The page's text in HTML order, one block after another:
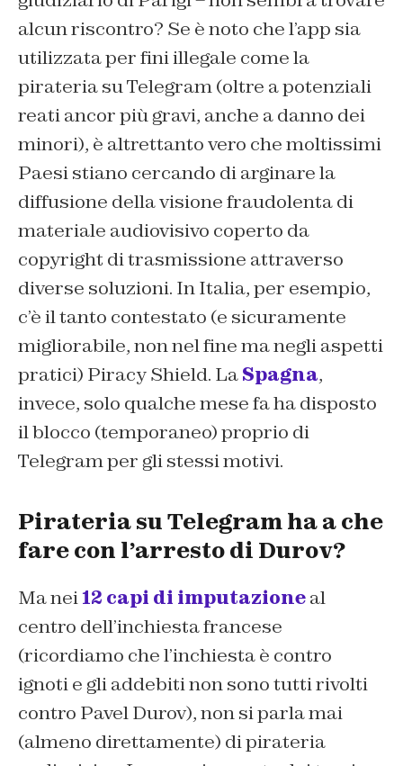
alcun riscontro? Se è noto che l’app sia
utilizzata per fini illegale come la
pirateria su Telegram (oltre a potenziali
reati ancor più gravi, anche a danno dei
minori), è altrettanto vero che moltissimi
Paesi stiano cercando di arginare la
diffusione della visione fraudolenta di
materiale audiovisivo coperto da
copyright di trasmissione attraverso
diverse soluzioni. In Italia, per esempio,
c’è il tanto contestato (e sicuramente
migliorabile, non nel fine ma negli aspetti
pratici) Piracy Shield. LaSpagna,
invece, solo qualche mese fa ha disposto
il blocco (temporaneo) proprio di
Telegram per gli stessi motivi.
Pirateria su Telegram ha a che
fare con l’arresto di Durov?
Ma nei12 capi di imputazioneal
centro dell’inchiesta francese
(ricordiamo che l’inchiesta è contro
ignoti e gli addebiti non sono tutti rivolti
contro Pavel Durov), non si parla mai
(almeno direttamente) di pirateria